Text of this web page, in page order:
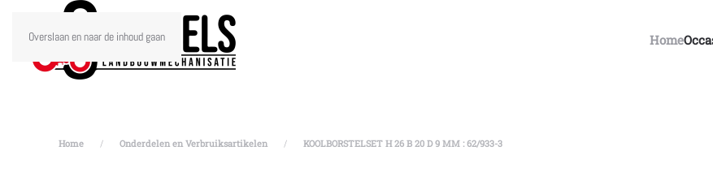
Overslaan en naar de inhoud gaan Home
Home Onderdelen en Verbruiksartikelen KOOLBORSTELSET H 26 B 20 D 9 MM : 62/933-3